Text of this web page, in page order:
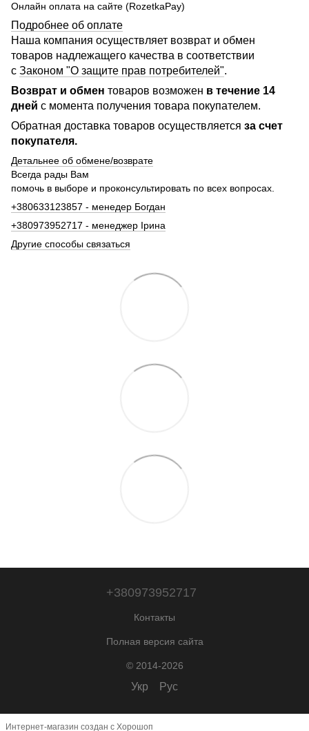
Онлайн оплата на сайте (RozetkaPay)
Подробнее об оплате
Наша компания осуществляет возврат и обмен
товаров надлежащего качества в соответствии
с Законом "О защите прав потребителей".
Возврат и обмен товаров возможен в течение 14
дней с момента получения товара покупателем.
Обратная доставка товаров осуществляется за счет
покупателя.
Детальнее об обмене/возврате
Всегда рады Вам
помочь в выборе и проконсультировать по всех вопросах.
+380633123857 - менедер Богдан
+380973952717 - менеджер Ірина
Другие способы связаться
+380973952717
Контакты
Полная версия сайта
© 2014-2026
Укр Рус
Интернет-магазин создан с Хорошоп